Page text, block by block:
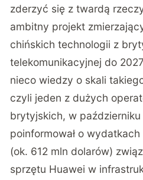
zderzyć się z twardą
ambitny projekt
chińskich technologii z
telekomunikacyjnej do
nieco wiedzy o skali
czyli jeden z dużych
brytyjskich, w październiku
poinformował o
(ok. 612 mln dolarów)
sprzętu Huawei w